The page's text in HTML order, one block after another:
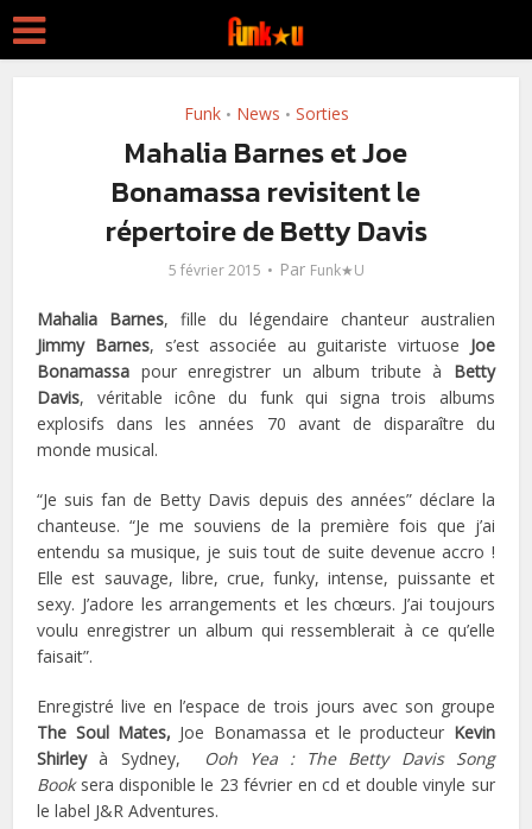
Funk • News • Sorties
Mahalia Barnes et Joe
Bonamassa revisitent le
répertoire de Betty Davis
5 février 2015 Par Funk★U
Mahalia Barnes, fille du légendaire chanteur australien
Jimmy Barnes, s’est associée au guitariste virtuose Joe
Bonamassa pour enregistrer un album tribute à Betty
Davis, véritable icône du funk qui signa trois albums
explosifs dans les années 70 avant de disparaître du
monde musical.
“Je suis fan de Betty Davis depuis des années” déclare la
chanteuse. “Je me souviens de la première fois que j’ai
entendu sa musique, je suis tout de suite devenue accro !
Elle est sauvage, libre, crue, funky, intense, puissante et
sexy. J’adore les arrangements et les chœurs. J’ai toujours
voulu enregistrer un album qui ressemblerait à ce qu’elle
faisait”.
Enregistré live en l’espace de trois jours avec son groupe
The Soul Mates, Joe Bonamassa et le producteur Kevin
Shirleyà Sydney,
Ooh Yea : The Betty Davis Song
Booksera disponible le 23 février en cd et double vinyle sur
le label J&R Adventures.